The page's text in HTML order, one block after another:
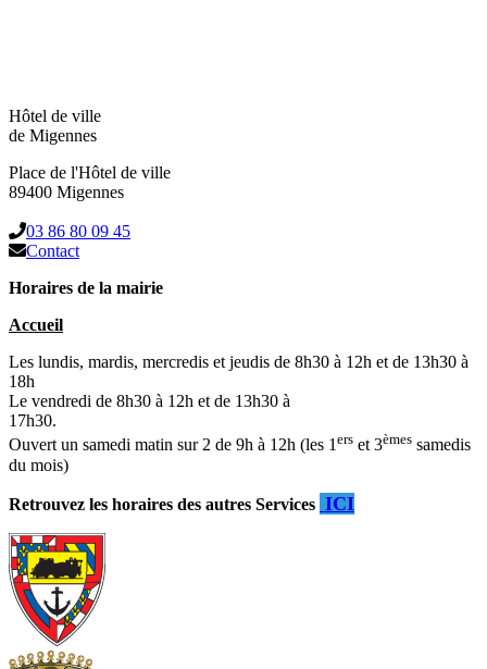
Hôtel de ville
de Migennes
Place de l'Hôtel de ville
89400 Migennes
03 86 80 09 45
Contact
Horaires de la mairie
Accueil
Les lundis, mardis, mercredis et jeudis de 8h30 à 12h et de 13h30 à
18h
Le vendredi de 8h30 à 12h et de 13h30 à
17h30.
Ouvert un samedi matin sur 2 de 9h à 12h (les 1ers et 3èmes samedis
du mois)
Retrouvez les horaires des autres Services ICI